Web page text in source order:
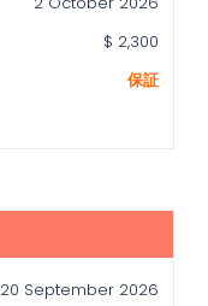
$ 2,300
保証
20 September 2026